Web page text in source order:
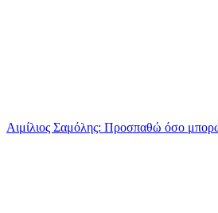
Αιμίλιος Σαμόλης: Προσπαθώ όσο